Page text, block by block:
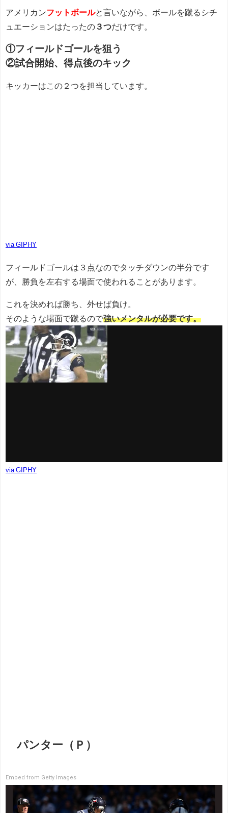
アメリカンフットボールと言いながら、ボールを蹴るシチ
ュエーションはたったの ３つだけです。
①フィールドゴールを狙う
②試合開始、得点後のキック
キッカーはこの２つを担当しています。
via GIPHY
フィールドゴールは３点なのでタッチダウンの半分です
が、勝負を左右する場面で使われることがあります。
これを決めれば勝ち、外せば負け。
そのような場面で蹴るので強いメンタルが必要です。
via GIPHY
パンター（Ｐ）
Embed from Getty Images